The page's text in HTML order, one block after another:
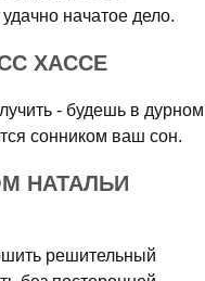
начатое дело.
ХАССЕ
- будешь в дурном
сонником ваш сон.
НАТАЛЬИ
решительный